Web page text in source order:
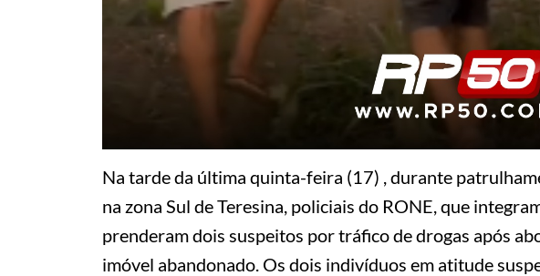
Na tarde da última quinta-feira (17) , durante
na zona Sul de Teresina, policiais do RONE, que
prenderam dois suspeitos por tráfico de drogas após
imóvel abandonado. Os dois indivíduos em atitude